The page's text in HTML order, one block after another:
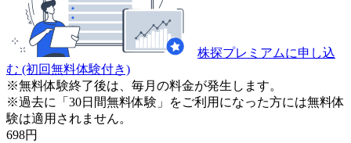
株探プレミアムに申し込
む (初回無料体験付き)
※無料体験終了後は、毎月の料金が発生します。
※過去に「30日間無料体験」をご利用になった方には無料体
験は適用されません。
698円